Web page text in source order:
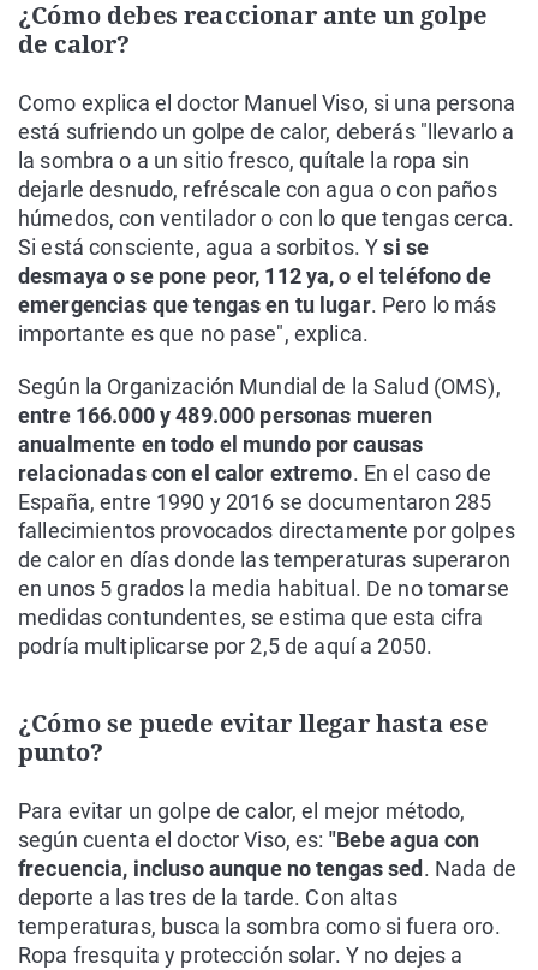
¿Cómo debes reaccionar ante un golpe
de calor?
Como explica el doctor Manuel Viso, si una persona
está sufriendo un golpe de calor, deberás "llevarlo a
la sombra o a un sitio fresco, quítale la ropa sin
dejarle desnudo, refréscale con agua o con paños
húmedos, con ventilador o con lo que tengas cerca.
Si está consciente, agua a sorbitos. Ysi se
desmaya o se pone peor, 112 ya, o el teléfono de
emergencias que tengas en tu lugar. Pero lo más
importante es que no pase", explica.
Según la Organización Mundial de la Salud (OMS),
entre 166.000 y 489.000 personas mueren
anualmente en todo el mundo por causas
relacionadas con el calor extremo. En el caso de
España, entre 1990 y 2016 se documentaron 285
fallecimientos provocados directamente por golpes
de calor en días donde las temperaturas superaron
en unos 5 grados la media habitual. De no tomarse
medidas contundentes, se estima que esta cifra
podría multiplicarse por 2,5 de aquí a 2050.
¿Cómo se puede evitar llegar hasta ese
punto?
Para evitar un golpe de calor, el mejor método,
según cuenta el doctor Viso, es: "Bebe agua con
frecuencia, incluso aunque no tengas sed . Nada de
deporte a las tres de la tarde. Con altas
temperaturas, busca la sombra como si fuera oro.
Ropa fresquita y protección solar. Y no dejes a